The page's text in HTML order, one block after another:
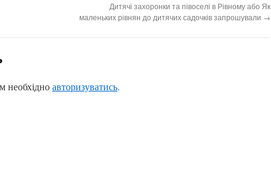
Дитячі захоронки та півоселі в Рівному або Як
маленьких рівнян до дитячих садочків запрошували →
необхідноавторизуватись.